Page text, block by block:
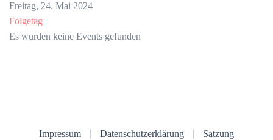
Freitag, 24. Mai 2024
Folgetag
Es wurden keine Events gefunden
Impressum Datenschutzerklärung
Satzung